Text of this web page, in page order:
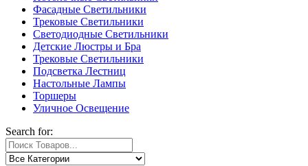
Фасадные Светильники
Трековые Светильники
Светодиодные Светильники
Детские Люстры и Бра
Трековые Светильники
Подсветка Лестниц
Настольные Лампы
Торшеры
Уличное Освещение
Search for: